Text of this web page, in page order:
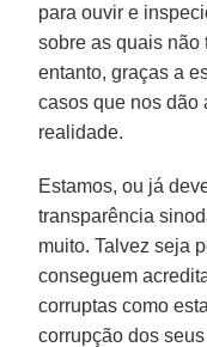
para ouvir e
sobre as quais não
entanto, graças a
casos que nos dão
realidade.
Estamos, ou já
transparência
muito. Talvez seja
conseguem
corruptas como
corrupção dos